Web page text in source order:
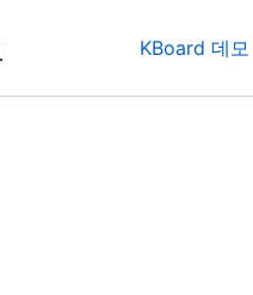
KBoard 데모